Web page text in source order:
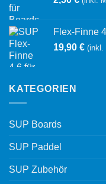
Flex-Finne
19,90 € (inkl.
KATEGORIEN
SUP Boards
SUP Paddel
SUP Zubehör